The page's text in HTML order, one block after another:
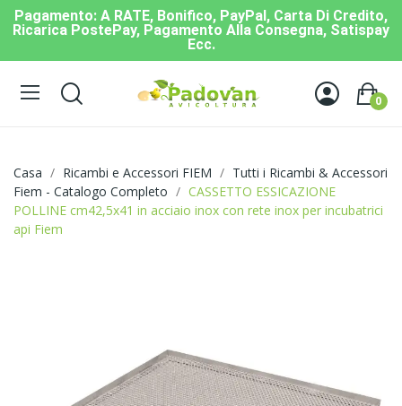
Pagamento: A RATE, Bonifico, PayPal, Carta Di Credito,
Ricarica PostePay, Pagamento Alla Consegna, Satispay
Ecc.
0
Casa Ricambi e Accessori FIEM
Tutti i Ricambi & Accessori
Fiem - Catalogo Completo
CASSETTO ESSICAZIONE
POLLINE cm42,5x41 in acciaio inox con rete inox per incubatrici
api Fiem